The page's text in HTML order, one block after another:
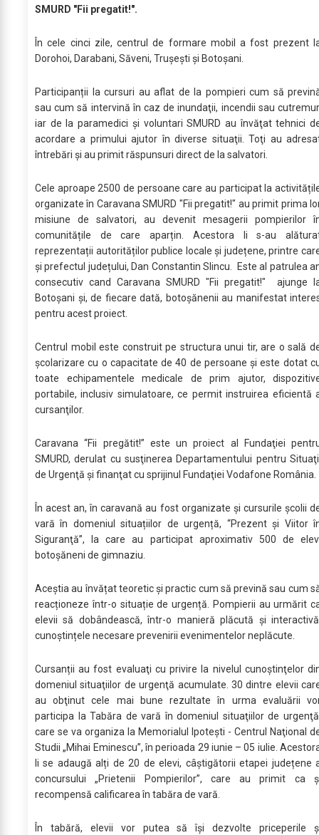
SMURD "Fii pregatit!".
În cele cinci zile, centrul de formare mobil a fost prezent
Dorohoi, Darabani, Săveni, Trușești și Botoșani.
Participanții la cursuri au aflat de la pompieri cum să
sau cum să intervină în caz de inundaţii, incendii sau
iar de la paramedici și voluntari SMURD au învăţat tehnici
acordare a primului ajutor în diverse situaţii. Toţi au
întrebări şi au primit răspunsuri direct de la salvatori.
Cele aproape 2500 de persoane care au participat la
organizate în Caravana SMURD "Fii pregatit!" au primit prima
misiune de salvatori, au devenit mesagerii pompierilor
comunitățile de care aparțin. Acestora li s-au
reprezentații autorităților publice locale și județene, printre
și prefectul județului, Dan Constantin Slincu. Este al patrulea
consecutiv cand Caravana SMURD "Fii pregatit!" ajunge
Botoșani și, de fiecare dată, botoșănenii au manifestat
pentru acest proiect.
Centrul mobil este construit pe structura unui tir, are o sală
şcolarizare cu o capacitate de 40 de persoane şi este dotat
toate echipamentele medicale de prim ajutor,
portabile, inclusiv simulatoare, ce permit instruirea eficientă
cursanţilor.
Caravana “Fii pregătit!” este un proiect al Fundaţiei
SMURD, derulat cu susţinerea Departamentului pentru
de Urgenţă şi finanţat cu sprijinul Fundaţiei Vodafone România.
În acest an, în caravană au fost organizate și cursurile școlii
vară în domeniul situațiilor de urgență, “Prezent şi Viitor
Siguranţă”, la care au participat aproximativ 500 de
botoşăneni de gimnaziu.
Aceștia au învățat teoretic și practic cum să prevină sau cum
reacționeze într-o situație de urgență. Pompierii au urmărit
elevii să dobândească, într-o manieră plăcută și
cunoștințele necesare prevenirii evenimentelor neplăcute.
Cursanții au fost evaluaţi cu privire la nivelul cunoştinţelor
domeniul situaţiilor de urgenţă acumulate. 30 dintre elevii
au obţinut cele mai bune rezultate în urma evaluării
participa la Tabăra de vară în domeniul situaţiilor de
care se va organiza la Memorialul Ipotești - Centrul Naţional
Studii „Mihai Eminescu”, în perioada 29 iunie – 05 iulie.
li se adaugă alți de 20 de elevi, câștigătorii etapei județene
concursului „Prietenii Pompierilor”, care au primit ca
recompensă calificarea în tabăra de vară.
În tabără, elevii vor putea să îşi dezvolte priceperile